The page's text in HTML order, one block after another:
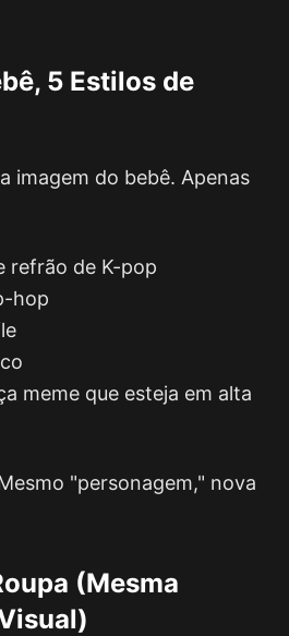
5 Estilos de
imagem do bebê. Apenas
refrão de K-pop
hop
meme que esteja em alta
"personagem," nova
(Mesma